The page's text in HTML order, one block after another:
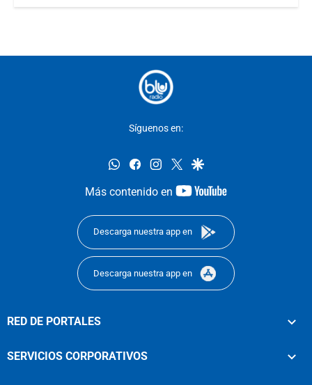
Síguenos en:
whatsappfacebookinstagram
twittergoogle
Más contenido en
youtube-
Descarga nuestra app en
Descarga nuestra app en
RED DE PORTALES
SERVICIOS CORPORATIVOS